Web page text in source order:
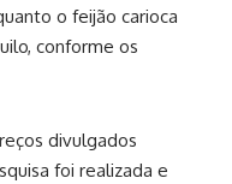
o feijão carioca
conforme os
divulgados
foi realizada e